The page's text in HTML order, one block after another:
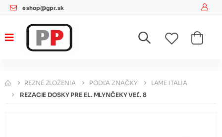
eshop@gpr.sk
REZNÉ ZLOŽENIA PODĽA ZNAČKY
LAME ITALIA
REZACIE DOSKY PRE EL. MLYNČEKY VEĽ. 8